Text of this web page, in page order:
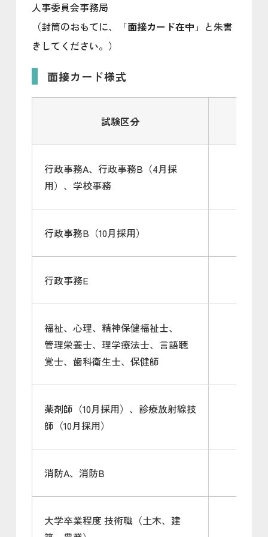
人事委員会事務局
（封筒のおもてに、「面接カード在中 」と朱書
きしてください。）
面接カード様式
試験区分
行政事務A、行政事務B（4月採
用）、学校事務
行政事務B（10月採用）
行政事務E
福祉、心理、精神保健福祉士、
管理栄養士、理学療法士、言語聴
覚士、歯科衛生士、保健師
薬剤師（10月採用）、診療放射線技
師（10月採用）
消防A、消防B
大学卒業程度 技術職（土木、建